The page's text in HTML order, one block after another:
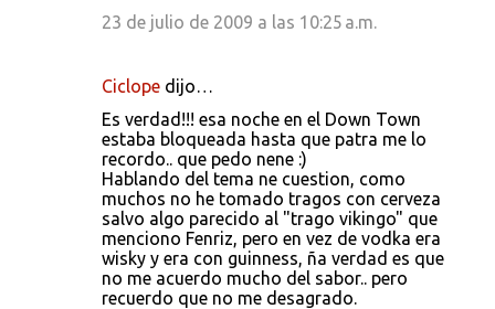
23 de julio de 2009 a las 10:25 a.m.
Ciclope dijo…
Es verdad!!! esa noche en el Down Town
estaba bloqueada hasta que patra me lo
recordo.. que pedo nene :)
Hablando del tema ne cuestion, como
muchos no he tomado tragos con cerveza
salvo algo parecido al "trago vikingo" que
menciono Fenriz, pero en vez de vodka era
wisky y era con guinness, ña verdad es que
no me acuerdo mucho del sabor.. pero
recuerdo que no me desagrado.